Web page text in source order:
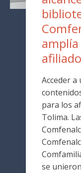
Acceder a
para los
Tolima.
se